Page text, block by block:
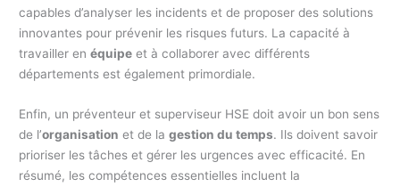
capables d’analyser les incidents et de proposer des solutions
innovantes pour prévenir les risques futurs. La capacité à
travailler enéquipe et à collaborer avec différents
départements est également primordiale.
Enfin, un préventeur et superviseur HSE doit avoir un bon sens
de l’organisation et de lagestion du temps. Ils doivent savoir
prioriser les tâches et gérer les urgences avec efficacité. En
résumé, les compétences essentielles incluent la